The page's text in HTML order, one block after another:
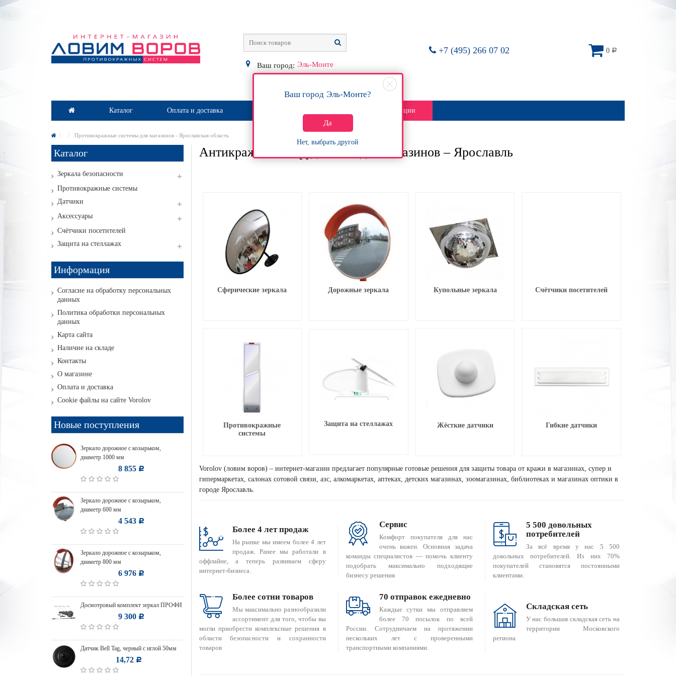
+7 (495) 266 07 02
Ваш город: Эль-Монте
Ваш город Эль-Монте?
Да
Нет, выбрать другой
0 Р
Каталог Оплата и доставка Акции
Противокражные системы для магазинов - Ярославская область
Каталог
Зеркала безопасности
Противокражные системы
Датчики
Аксессуары
Счётчики посетителей
Защита на стеллажах
Информация
Согласие на обработку персональных
данных
Политика обработки персональных
данных
Карта сайта
Наличие на складе
Контакты
О магазине
Оплата и доставка
Cookie файлы на сайте Vorolov
Новые поступления
Зеркало дорожное с козырьком,
диаметр 1000 мм
8 855 Р
Зеркало дорожное с козырьком,
диаметр 600 мм
4 543 Р
Зеркало дорожное с козырьком,
диаметр 800 мм
6 976 Р
Досмотровый комплект зеркал ПРОФИ
9 300 Р
Датчик Bell Tag, черный с иглой 50мм
14,72 Р
Антикражное оборудование для магазинов – Ярославль
Сферические зеркала Дорожные зеркала Купольные зеркала Счётчики посетителей
Противокражные
системы
Защита на стеллажах Жёсткие датчики Гибкие датчики
Vorolov (ловим воров) – интернет-магазин предлагает популярные готовые решения для защиты товара от кражи в магазинах, супер и
гипермаркетах, салонах сотовой связи, азс, алкомаркетах, аптеках, детских магазинах, зоомагазинах, библиотеках и магазинах оптики в
городе Ярославль.
Более 4 лет продаж
На рынке мы имеем более 4 лет
продаж. Ранее мы работали в
оффлайне, а теперь развиваем сферу
интернет-бизнеса.
Сервис
Комфорт покупателя для нас
очень важен. Основная задача
команды специалистов — помочь клиенту
подобрать максимально подходящие
бизнесу решения
5 500 довольных
потребителей
За всё время у нас 5 500
довольных потребителей. Из них 70%
покупателей становятся постоянными
клиентами.
Более сотни товаров
Мы максимально разнообразили
ассортимент для того, чтобы вы
могли приобрести комплексные решения в
области безопасности и сохранности
товаров
70 отправок ежедневно
Каждые сутки мы отправляем
более 70 посылок по всей
России. Сотрудничаем на протяжении
нескольких лет с проверенными
транспортными компаниями.
Складская сеть
У нас большая складская сеть на
территории Московского
региона